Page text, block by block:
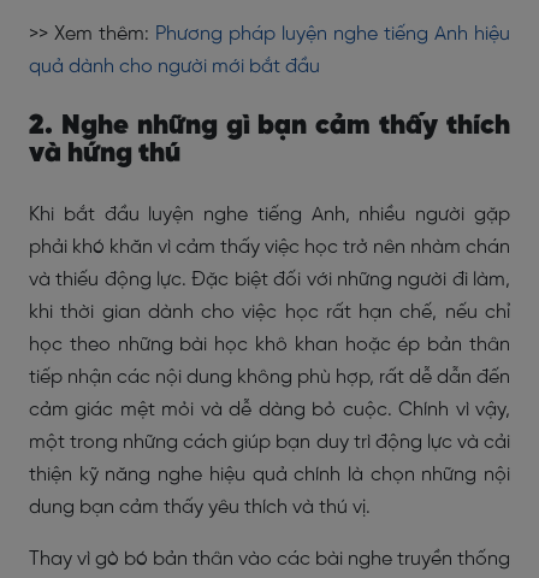
>> Xem thêm: Phương pháp luyện nghe tiếng Anh hiệu
quả dành cho người mới bắt đầu
2. Nghe những gì bạn cảm thấy thích
và hứng thú
Khi bắt đầu luyện nghe tiếng Anh, nhiều người gặp
phải khó khăn vì cảm thấy việc học trở nên nhàm chán
và thiếu động lực. Đặc biệt đối với những người đi làm,
khi thời gian dành cho việc học rất hạn chế, nếu chỉ
học theo những bài học khô khan hoặc ép bản thân
tiếp nhận các nội dung không phù hợp, rất dễ dẫn đến
cảm giác mệt mỏi và dễ dàng bỏ cuộc. Chính vì vậy,
một trong những cách giúp bạn duy trì động lực và cải
thiện kỹ năng nghe hiệu quả chính là chọn những nội
dung bạn cảm thấy yêu thích và thú vị.
Thay vì gò bó bản thân vào các bài nghe truyền thống